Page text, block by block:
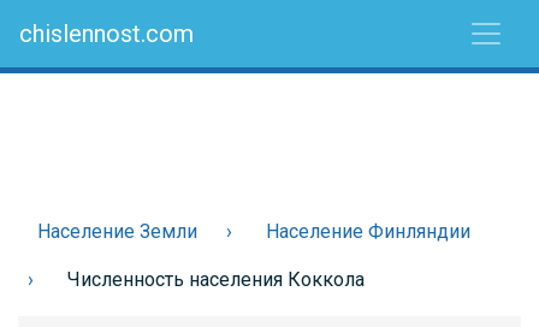
chislennost.com
Население Земли Население Финляндии
Численность населения Коккола